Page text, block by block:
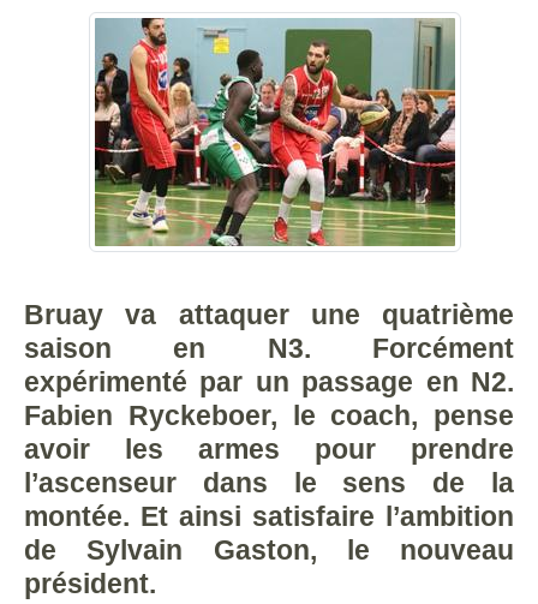
Bruay va attaquer une quatrième
saison en N3. Forcément
expérimenté par un passage en N2.
Fabien Ryckeboer, le coach, pense
avoir les armes pour prendre
l’ascenseur dans le sens de la
montée. Et ainsi satisfaire l’ambition
de Sylvain Gaston, le nouveau
président.